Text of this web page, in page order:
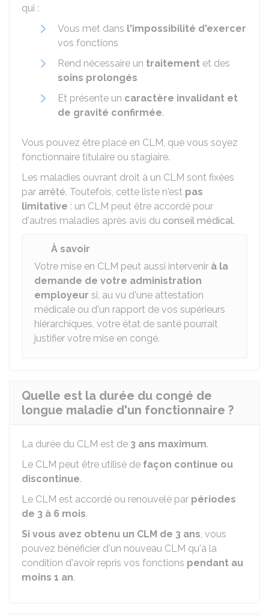
qui :
Vous met dans l'impossibilité d'exercer
vos fonctions
Rend nécessaire un traitement et des
soins prolongés
Et présente un caractère invalidant et
de gravité confirmée.
Vous pouvez être placé en CLM, que vous soyez
fonctionnaire titulaire ou stagiaire.
Les maladies ouvrant droit à un CLM sont fixées
par arrêté. Toutefois, cette liste n'est pas
limitative : un CLM peut être accordé pour
d'autres maladies après avis du conseil médical.
À savoir
Votre mise en CLM peut aussi intervenir à la
demande de votre administration
employeur si, au vu d'une attestation
médicale ou d'un rapport de vos supérieurs
hiérarchiques, votre état de santé pourrait
justifier votre mise en congé.
Quelle est la durée du congé de
longue maladie d'un fonctionnaire ?
La durée du CLM est de 3 ans maximum.
Le CLM peut être utilisé de façon continue ou
discontinue.
Le CLM est accordé ou renouvelé par périodes
de 3 à 6 mois.
Si vous avez obtenu un CLM de 3 ans, vous
pouvez bénéficier d'un nouveau CLM qu'à la
condition d'avoir repris vos fonctions pendant au
moins 1 an.